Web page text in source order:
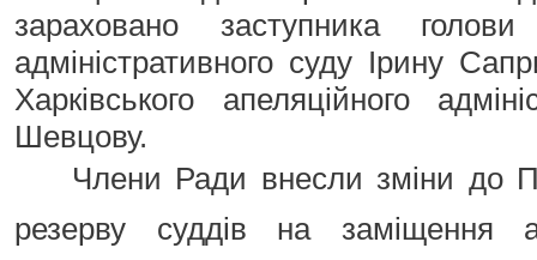
зараховано заступника голови
адміністративного суду Ірину
Харківського апеляційного
Шевцову.
Члени Ради внесли зміни до
резерву суддів на заміщення